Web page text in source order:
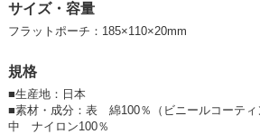
サイズ・容量
フラットポーチ：185×110×20mm
規格
■生産地：日本
■素材・成分：表 綿100％（ビニールコーティ
中 ナイロン100％